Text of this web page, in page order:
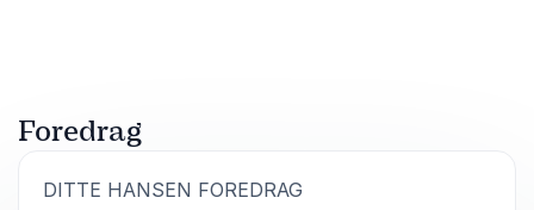
Foredrag
DITTE HANSEN FOREDRAG